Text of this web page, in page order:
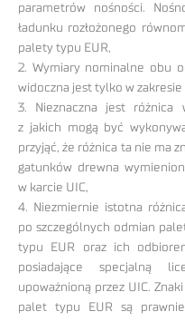
parametrów nośności.
ładunku rozłożonego
palety typu EUR,
2. Wymiary nominalne obu
widoczna jest tylko w
3. Nieznaczna jest różnica
z jakich mogą być
przyjąć, że różnica ta nie ma
gatunków drewna
w karcie UIC,
4. Niezmiernie istotna
po szczególnych odmian
typu EUR oraz ich
posiadające specjalną
upoważnioną przez UIC.
palet typu EUR są